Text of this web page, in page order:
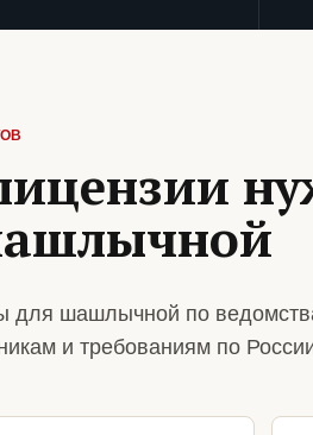
для шашлычной по
и требованиям по